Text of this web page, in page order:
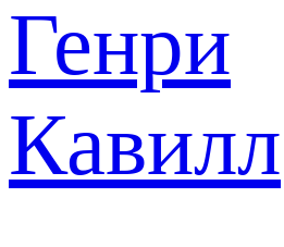
Генри
Кавилл